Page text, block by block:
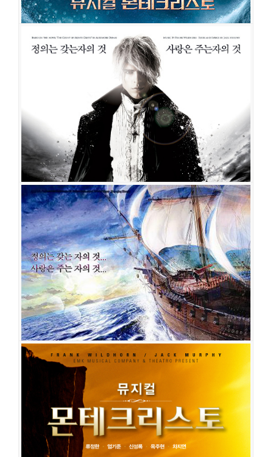
몬테크리스토
공연일시
2020-11-14 ~ 2021-03-07
공연장
LG아트센터
출연진
엄기준 카이 신성록옥주현린아이지혜최민철김준현강태
을이종문문성혁 최성원임별이상준이한밀김영주전수미박준휘신
재범윤조임예진최지혜
몬테크리스토
2013-06-07 ~ 2013-08-04
충무아트홀 대극장
출연진
류정한 임태경엄기준 김승대 윤공주
철호
조원희 장대웅 백주희 김상아신현묵이정화조성지